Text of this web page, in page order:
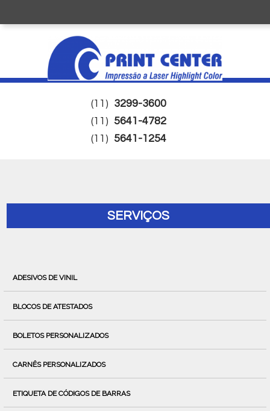
(11) 3299-3600
(11) 5641-4782
(11) 5641-1254
SERVIÇOS
ADESIVOS DE VINIL
BLOCOS DE ATESTADOS
BOLETOS PERSONALIZADOS
CARNÊS PERSONALIZADOS
ETIQUETA DE CÓDIGOS DE BARRAS